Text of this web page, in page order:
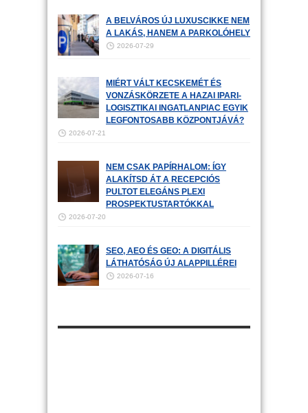
A BELVÁROS ÚJ LUXUSCIKKE NEM
A LAKÁS, HANEM A PARKOLÓHELY
2026-07-29
MIÉRT VÁLT KECSKEMÉT ÉS
VONZÁSKÖRZETE A HAZAI IPARI-
LOGISZTIKAI INGATLANPIAC EGYIK
LEGFONTOSABB KÖZPONTJÁVÁ?
2026-07-21
NEM CSAK PAPÍRHALOM: ÍGY
ALAKÍTSD ÁT A RECEPCIÓS
PULTOT ELEGÁNS PLEXI
PROSPEKTUSTARTÓKKAL
2026-07-20
SEO, AEO ÉS GEO: A DIGITÁLIS
LÁTHATÓSÁG ÚJ ALAPPILLÉREI
2026-07-16